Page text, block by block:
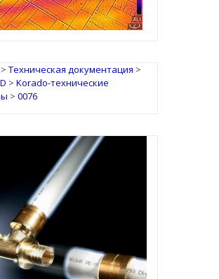
Radiators
Техническая документация >
> Korado-технические
> 0076